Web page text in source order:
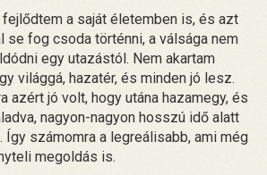
a saját életemben is, és azt
se fog csoda történni, a válsága nem
egy utazástól. Nem akartam
világgá, hazatér, és minden jó lesz.
azért jó volt, hogy utána hazamegy, és
nagyon-nagyon hosszú idő alatt
Így számomra a legreálisabb, ami még
megoldás is.